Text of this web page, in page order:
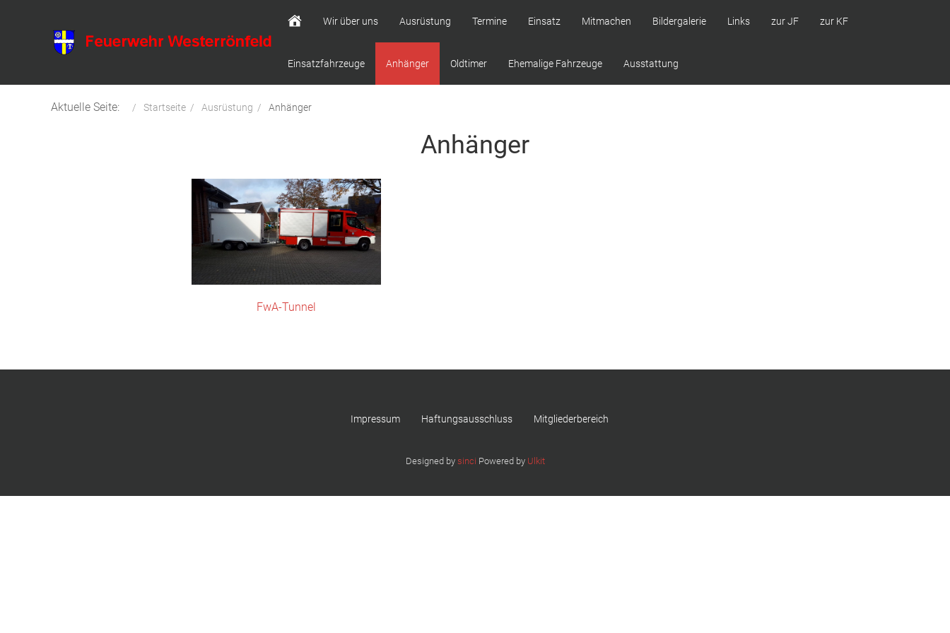
Wir über uns Ausrüstung Termine Einsatz Mitmachen Bildergalerie Links zur JF zur KF
Einsatzfahrzeuge Anhänger Oldtimer Ehemalige Fahrzeuge Ausstattung
Aktuelle Seite: Startseite Ausrüstung Anhänger
Anhänger
FwA-Tunnel
Impressum Haftungsausschluss Mitgliederbereich
Designed by sinci Powered by Ulkit